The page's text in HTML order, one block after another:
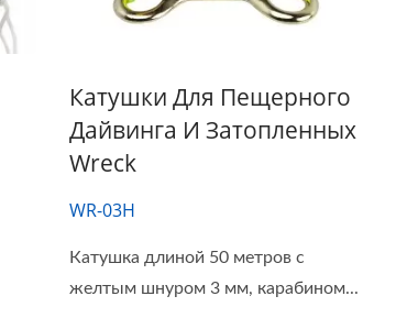
Катушки Для Пещерного
Дайвинга И Затопленных
Wreck
WR-03H
Катушка длиной 50 метров с
желтым шнуром 3 мм, карабином...